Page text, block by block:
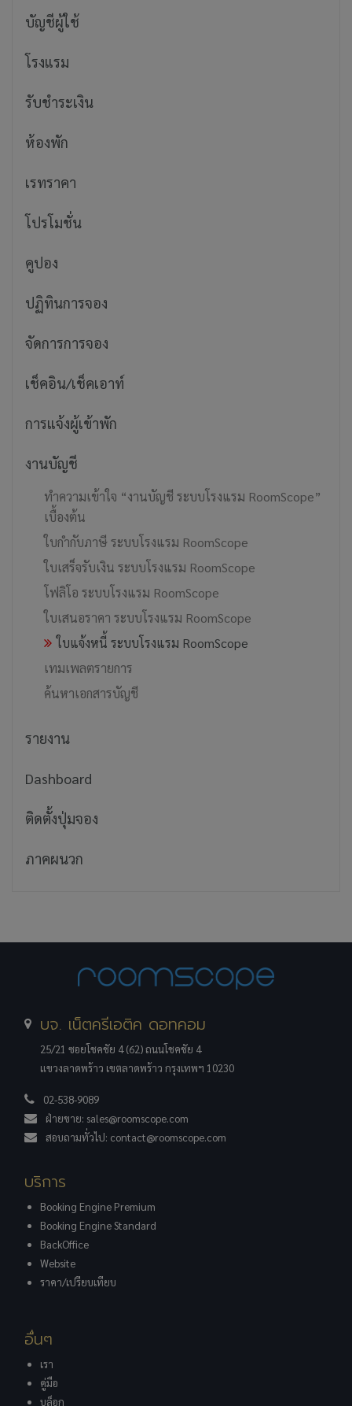
บัญชีผู้ใช้
โรงแรม
รับชำระเงิน
ห้องพัก
เรทราคา
โปรโมชั่น
คูปอง
ปฏิทินการจอง
จัดการการจอง
เช็คอิน/เช็คเอาท์
การแจ้งผู้เข้าพัก
งานบัญชี
ทำความเข้าใจ “งานบัญชี ระบบโรงแรม RoomScope”
เบื้องต้น
ใบกำกับภาษี ระบบโรงแรม RoomScope
ใบเสร็จรับเงิน ระบบโรงแรม RoomScope
โฟลิโอ ระบบโรงแรม RoomScope
ใบเสนอราคา ระบบโรงแรม RoomScope
ใบแจ้งหนี้ ระบบโรงแรม RoomScope
เทมเพลตรายการ
ค้นหาเอกสารบัญชี
รายงาน
Dashboard
ติดตั้งปุ่มจอง
ภาคผนวก
บจ. เน็ตครีเอติค ดอทคอม
25/21 ซอยโชคชัย 4 (62) ถนนโชคชัย 4
แขวงลาดพร้าว เขตลาดพร้าว กรุงเทพฯ 10230
02-538-9089
ฝ่ายขาย: sales@roomscope.com
สอบถามทั่วไป: contact@roomscope.com
บริการ
Booking Engine Premium
Booking Engine Standard
BackOffice
Website
ราคา/เปรียบเทียบ
อื่นๆ
เรา
คู่มือ
บล็อก